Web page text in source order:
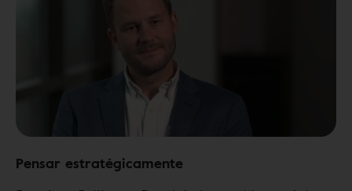
Pensar estratégicamente